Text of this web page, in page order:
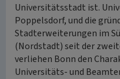
Universitätsstadt ist.
Poppelsdorf, und die
Stadterweiterungen im
(Nordstadt) seit der
verliehen Bonn den
Universitäts- und